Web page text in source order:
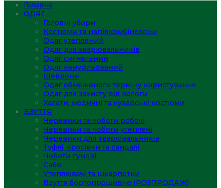
Головна
ОДЯГ
Головні убори
Костюми та напівкомбінезони
Одяг утеплений
Одяг для зварювальників
Одяг сигнальний
Одяг камуфльований
Шеврони
Одяг обмеженого терміну користування
Одяг для захисту від вологи
Халати, медичні та кухарські костюми
ВЗУТТЯ
Черевики та чоботи робочі
Черевики та чоботи утеплені
Черевики для зварювальників
Туфлі, кросівки та сандалі
Чоботи гумові
Сабо
Утеплювачі та шкарпетки
Взуття бортопрошивне (РОЗПРОДАЖ)